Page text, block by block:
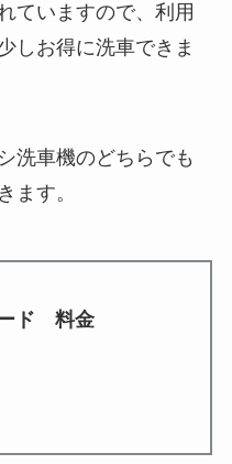
ていますので、利用
しお得に洗車できま
洗車機のどちらでも
ます。
ド 料金